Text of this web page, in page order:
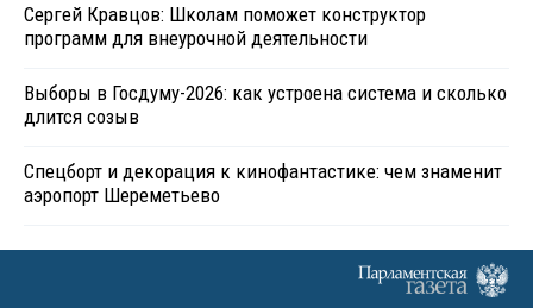
Сергей Кравцов: Школам поможет конструктор
программ для внеурочной деятельности
Выборы в Госдуму-2026: как устроена система и сколько
длится созыв
Спецборт и декорация к кинофантастике: чем знаменит
аэропорт Шереметьево